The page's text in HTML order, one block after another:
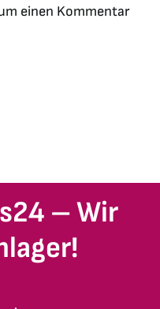
einen Kommentar
– Wir